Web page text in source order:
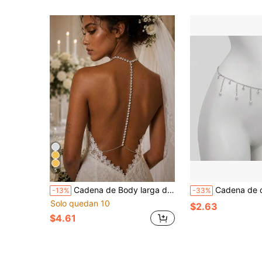
5
-13% Cadena de Body larga de pedrería de lujo para novia, cadena de espalda de pedrería completa, joyería de boda para mujeres, verano
Solo quedan 10
$4.61
-33% Cadena de cintura de lujo de alta gama con
$2.63